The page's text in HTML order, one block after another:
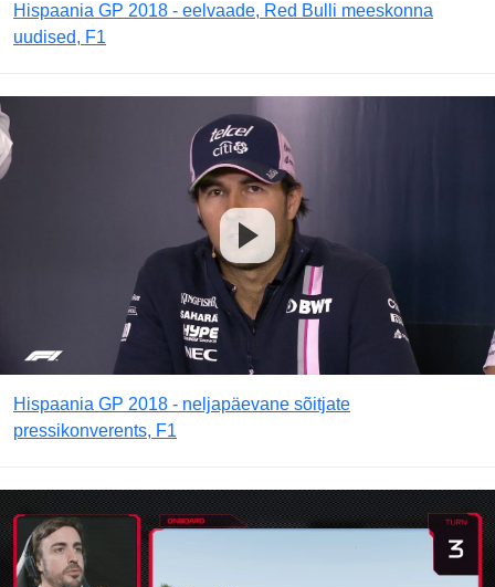
Hispaania GP 2018 - eelvaade, Red Bulli meeskonna
uudised, F1
Hispaania GP 2018 - neljapäevane sõitjate
pressikonverents, F1